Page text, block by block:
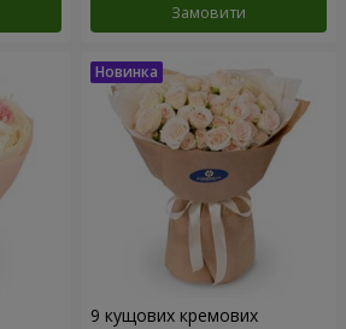
Замовити
9 кущових кремових